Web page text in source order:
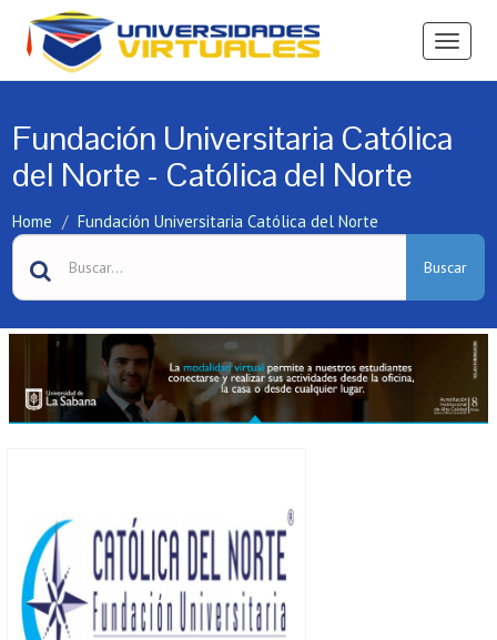
Ver
Fundación Universitaria Católica
del Norte - Católica del Norte
Home Fundación Universitaria Católica del Norte
Buscar